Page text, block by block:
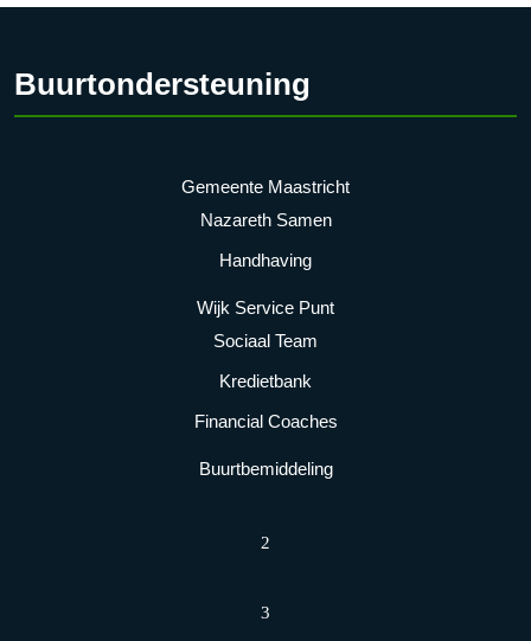
Buurtondersteuning
Gemeente Maastricht
Nazareth Samen
Handhaving
Wijk Service Punt
Sociaal Team
Kredietbank
Financial Coaches
Buurtbemiddeling
2
3